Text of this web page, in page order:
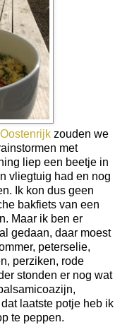
zouden we
met
liep een beetje in
vliegtuig had en nog
Ik kon dus geen
bakfiets van een
Maar ik ben er
gedaan, daar moest
peterselie,
perziken, rode
stonden er nog wat
laatste potje heb ik
te peppen.